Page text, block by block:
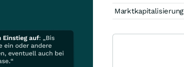
Marktkapitalisierung